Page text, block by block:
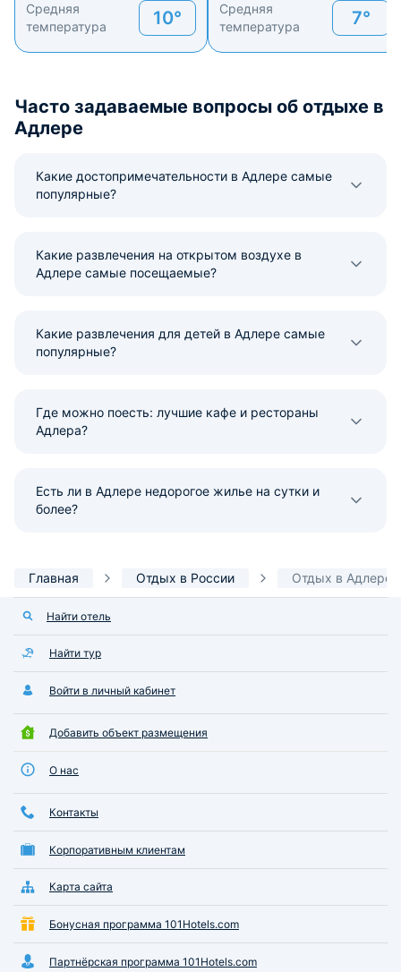
Средняя
температура
10°
Средняя
температура
7°
Часто задаваемые вопросы об отдыхе в
Адлере
Какие достопримечательности в Адлере самые
популярные?
Какие развлечения на открытом воздухе в
Адлере самые посещаемые?
Какие развлечения для детей в Адлере самые
популярные?
Где можно поесть: лучшие кафе и рестораны
Адлера?
Есть ли в Адлере недорогое жилье на сутки и
более?
Главная Отдых в России Отдых в Адлере
Найти отель
Найти тур
Войти в личный кабинет
Добавить объект размещения
О нас
Контакты
Корпоративным клиентам
Карта сайта
Бонусная программа 101Hotels.com
Партнёрская программа 101Hotels.com